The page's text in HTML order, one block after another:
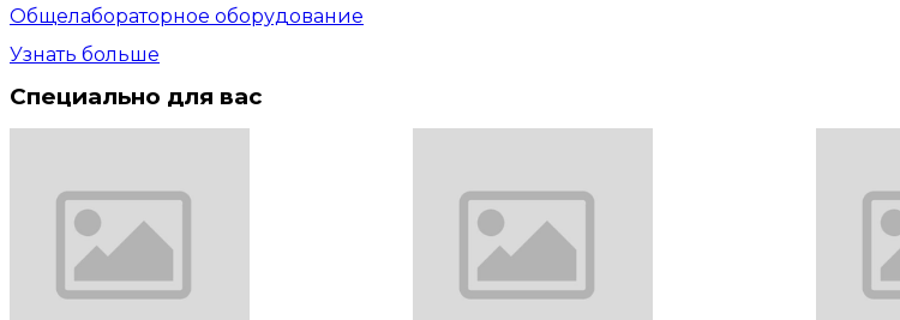
Общелабораторное оборудование
Узнать больше
Специально для вас